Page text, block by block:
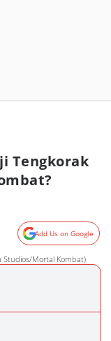
Tengkorak
Add Us on Google
Studios/Mortal Kombat)